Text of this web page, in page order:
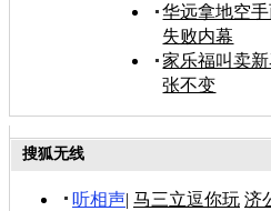
华远拿地空
失败内幕
家乐福叫卖
张不变
搜狐无线
听相声| 马三立逗你玩 济